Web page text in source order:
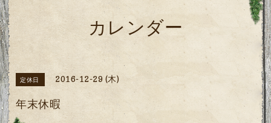
カレンダー
定休日 2016-12-29 (木)
年末休暇